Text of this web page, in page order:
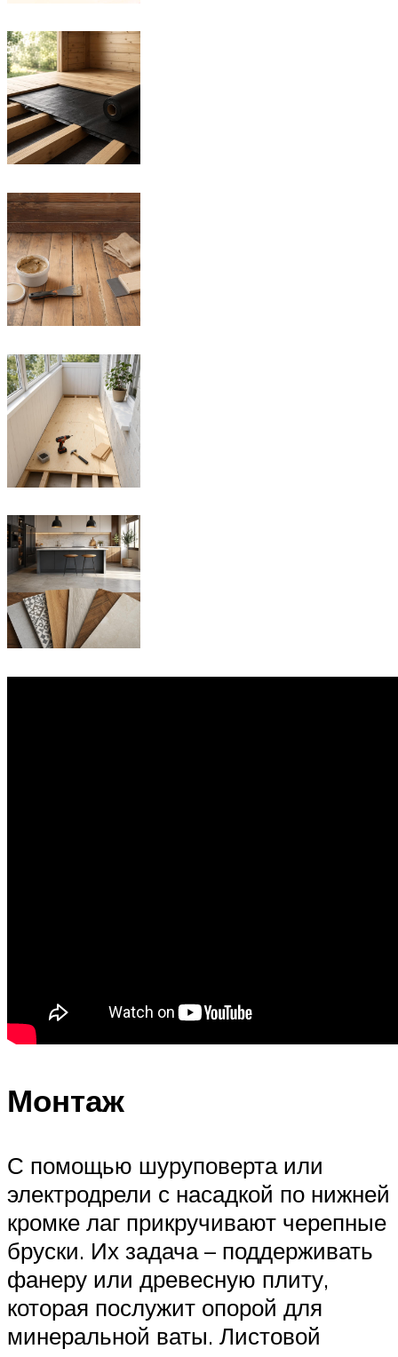
Монтаж
С помощью шуруповерта или
электродрели с насадкой по нижней
кромке лаг прикручивают черепные
бруски. Их задача – поддерживать
фанеру или древесную плиту,
которая послужит опорой для
минеральной ваты. Листовой